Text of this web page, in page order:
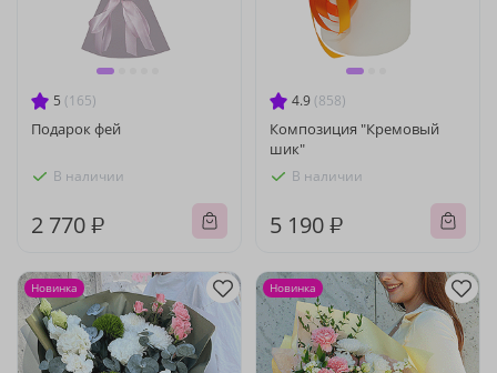
5 (165)
Подарок фей
В наличии
2 770 ₽
4.9 (858)
Композиция "Кремовый
шик"
В наличии
5 190 ₽
Новинка Новинка